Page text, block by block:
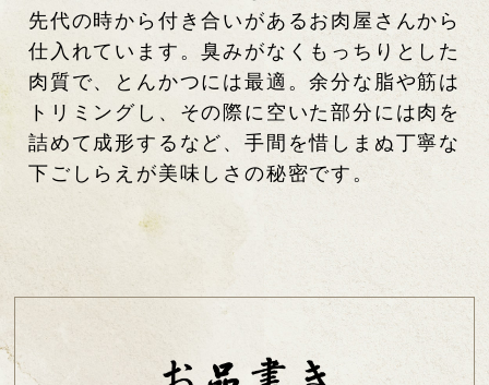
先代の時から付き合いがあるお肉屋さんから
仕入れています。臭みがなくもっちりとした
肉質で、とんかつには最適。余分な脂や筋は
トリミングし、その際に空いた部分には肉を
詰めて成形するなど、手間を惜しまぬ丁寧な
下ごしらえが美味しさの秘密です。